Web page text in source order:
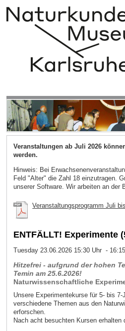
Veranstaltungen ab Juli 2026
werden.
Hinweis: Bei
Feld "Alter" die Zahl 18 einzutragen.
unserer Software. Wir arbeiten an der
Veranstaltungsprogramm Juli
ENTFÄLLT! Experimente
Tuesday 23.06.2026 15:30 Uhr -
Hitzefrei - aufgrund der hohen
Temin am 25.6.2026!
Naturwissenschaftliche
Unsere Experimentekurse für 5- bis
verschiedene Themen aus den
erforschen.
Nach acht besuchten Kursen erhalten